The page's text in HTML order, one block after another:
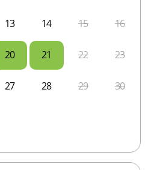
13 14 15 16
20 21 22 23
27 28 29 30